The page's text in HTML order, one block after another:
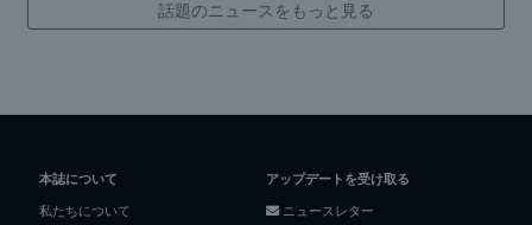
話題のニュースをもっと見る
本誌について
私たちについて
アップデートを受け取る
ニュースレター